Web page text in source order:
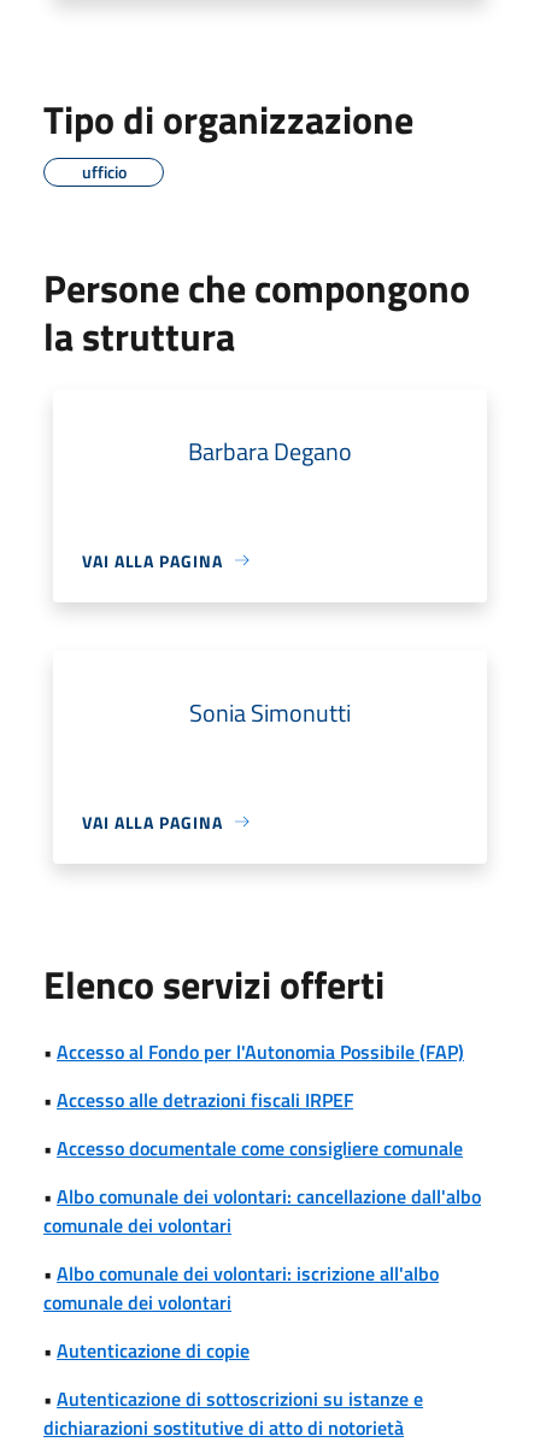
Tipo di organizzazione
ufficio
Persone che compongono
la struttura
Barbara Degano
VAI ALLA PAGINA
Sonia Simonutti
VAI ALLA PAGINA
Elenco servizi offerti
• Accesso al Fondo per l'Autonomia Possibile (FAP)
• Accesso alle detrazioni fiscali IRPEF
• Accesso documentale come consigliere comunale
• Albo comunale dei volontari: cancellazione dall'albo
comunale dei volontari
• Albo comunale dei volontari: iscrizione all'albo
comunale dei volontari
• Autenticazione di copie
• Autenticazione di sottoscrizioni su istanze e
dichiarazioni sostitutive di atto di notorietà